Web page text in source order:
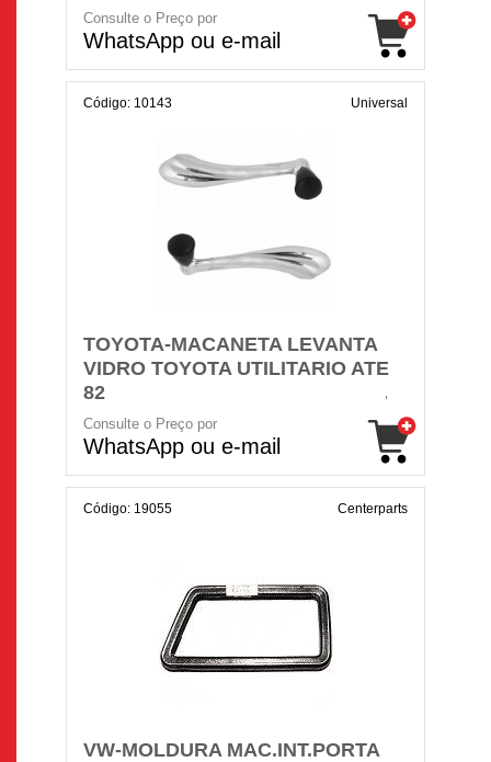
Consulte o Preço por
WhatsApp ou e-mail
Código: 10143 Universal
TOYOTA-MACANETA LEVANTA
VIDRO TOYOTA UTILITARIO ATE
82
Consulte o Preço por
WhatsApp ou e-mail
Código: 19055 Centerparts
VW-MOLDURA MAC.INT.PORTA